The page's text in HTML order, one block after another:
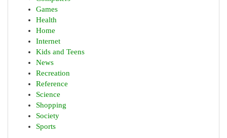
Games
Health
Home
Internet
Kids and Teens
News
Recreation
Reference
Science
Shopping
Society
Sports